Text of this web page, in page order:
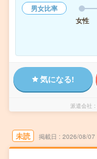
男女比率
女性
気になる!
派遣会社
未読 掲載日 2026/08/07